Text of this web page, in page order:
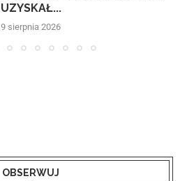
UZYSKAŁ...
9 sierpnia 2026
OBSERWUJ